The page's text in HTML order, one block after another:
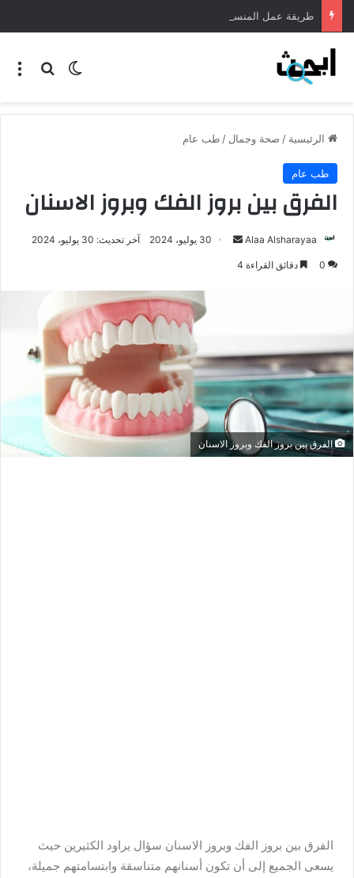
طريقة عمل المنسف الاردني
الرئيسية / صحة وجمال / طب عام
طب عام
الفرق بين بروز الفك وبروز الاسنان
Alaa Alsharayaa 30 يوليو، 2024 آخر تحديث: 30 يوليو، 2024
0 دقائق القراءة 4
الفرق بين بروز الفك وبروز الاسنان
الفرق بين بروز الفك وبروز الاسنان سؤال يراود الكثيرين حيث
يسعى الجميع إلى أن تكون أسنانهم متناسقة وابتسامتهم جميلة،